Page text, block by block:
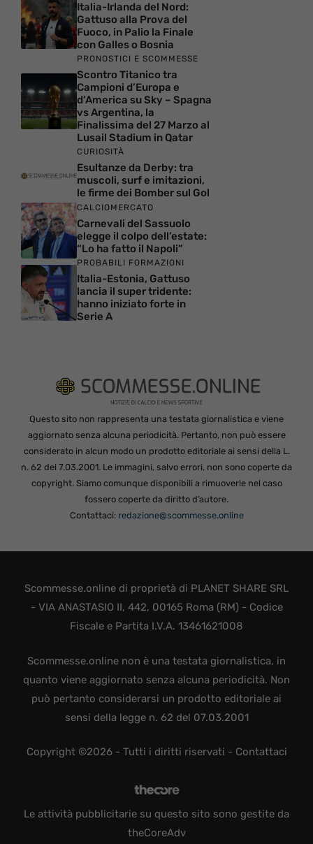
Italia-Irlanda del Nord:
Gattuso alla Prova del
Fuoco, in Palio la Finale
con Galles o Bosnia
PRONOSTICI E SCOMMESSE
Scontro Titanico tra
Campioni d’Europa e
d’America su Sky – Spagna
vs Argentina, la
Finalissima del 27 Marzo al
Lusail Stadium in Qatar
CURIOSITÀ
Esultanze da Derby: tra
muscoli, surf e imitazioni,
le firme dei Bomber sul Gol
CALCIOMERCATO
Carnevali del Sassuolo
elegge il colpo dell’estate:
“Lo ha fatto il Napoli”
PROBABILI FORMAZIONI
Italia-Estonia, Gattuso
lancia il super tridente:
hanno iniziato forte in
Serie A
Questo sito non rappresenta una testata giornalistica e viene
aggiornato senza alcuna periodicità. Pertanto, non può essere
considerato in alcun modo un prodotto editoriale ai sensi della L.
n. 62 del 7.03.2001. Le immagini, salvo errori, non sono coperte da
copyright. Siamo comunque disponibili a rimuoverle nel caso
fossero coperte da diritto d’autore.
Contattaci: redazione@scommesse.online
Scommesse.online di proprietà di PLANET SHARE SRL
- VIA ANASTASIO II, 442, 00165 Roma (RM) - Codice
Fiscale e Partita I.V.A. 13461621008
Scommesse.online non è una testata giornalistica, in
quanto viene aggiornato senza alcuna periodicità. Non
può pertanto considerarsi un prodotto editoriale ai
sensi della legge n. 62 del 07.03.2001
Copyright ©2026 - Tutti i diritti riservati - Contattaci
Le attività pubblicitarie su questo sito sono gestite da
theCoreAdv